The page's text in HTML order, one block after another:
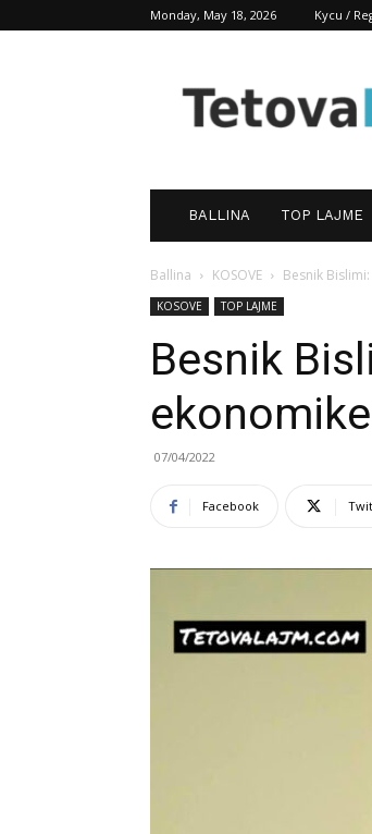
Monday, May 18, 2026 Kycu /
BALLINA TOP LAJME
Ballina KOSOVE Besnik
KOSOVE TOP LAJME
Besnik
07/04/2022
Facebook